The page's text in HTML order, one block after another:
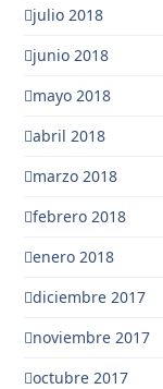
julio 2018
junio 2018
mayo 2018
abril 2018
marzo 2018
febrero 2018
enero 2018
diciembre 2017
noviembre 2017
octubre 2017